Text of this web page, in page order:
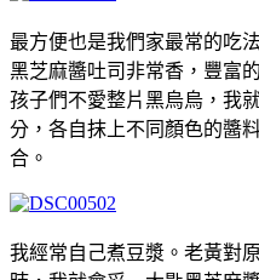
最方便也是我們家最常的吃
黑芝麻醬吐司非常香，豐富
孩子們不愛整片黑烏烏，我
分，各自抹上不同顏色的醬
合。
我經常自己煮豆漿。老黃對